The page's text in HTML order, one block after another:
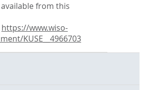
from this
https://www.wiso-
KUSE__4966703